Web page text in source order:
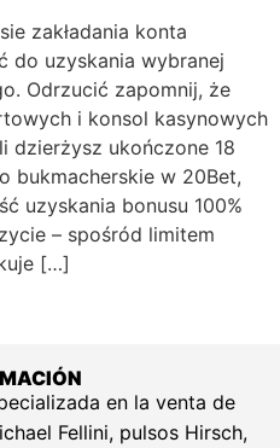
zakładania konta
do uzyskania wybranej
Odrzucić zapomnij, że
i konsol kasynowych
dzierżysz ukończone 18
bukmacherskie w 20Bet,
uzyskania bonusu 100%
– spośród limitem
[…]
en la venta de
Fellini, pulsos Hirsch,